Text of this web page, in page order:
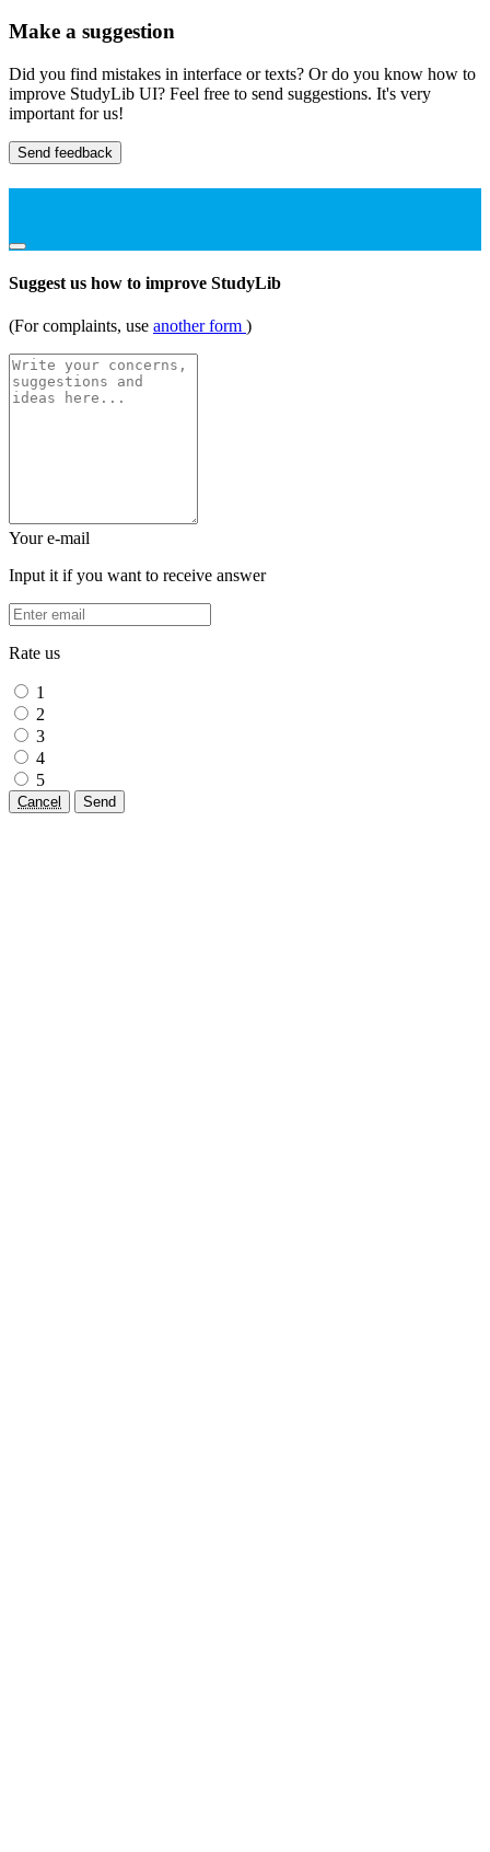
Make a suggestion
Did you find mistakes in interface or texts? Or do you know how to
improve StudyLib UI? Feel free to send suggestions. It's very
important for us!
Send feedback
Suggest us how to improve StudyLib
(For complaints, use another form )
Your e-mail
Input it if you want to receive answer
Rate us
1
2
3
4
5
Cancel Send